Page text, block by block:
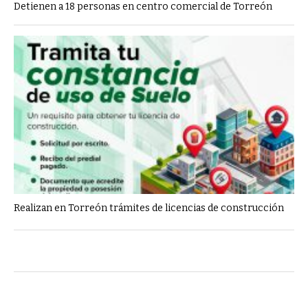
Detienen a 18 personas en centro comercial de Torreón
Realizan en Torreón trámites de licencias de construcción